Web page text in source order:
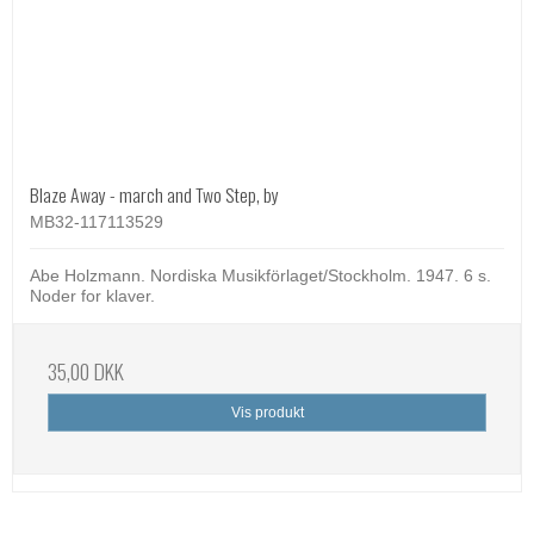
Blaze Away - march and Two Step, by
MB32-117113529
Abe Holzmann. Nordiska Musikförlaget/Stockholm. 1947. 6 s.
Noder for klaver.
35,00 DKK
Vis produkt